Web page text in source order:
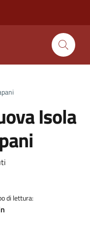
Isola
di lettura: